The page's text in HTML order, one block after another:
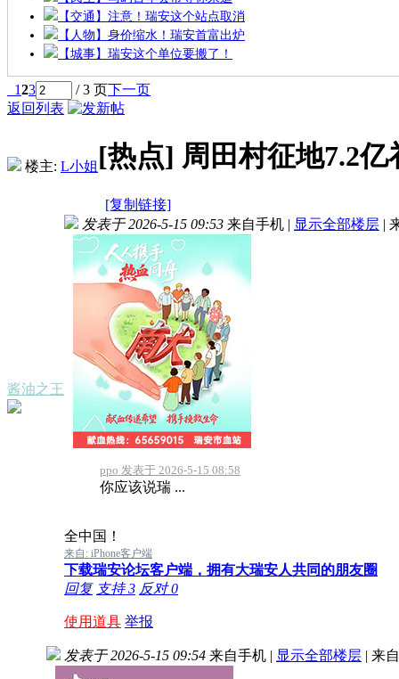
【交通】注意！瑞安这个站点取消
【人物】身价缩水！瑞安首富出炉
【城事】瑞安这个单位要搬了！
123 / 3 页下一页
返回列表
楼主: L小姐 [热点] 周田村征地7.2亿
[复制链接]
酱油之王
发表于 2026-5-15 09:53 来自手机 | 显示全部楼层 |
ppo 发表于 2026-5-15 08:58
你应该说瑞 ...
全中国！
来自: iPhone客户端
下载瑞安论坛客户端，拥有大瑞安人共同的朋友圈
回复 支持3 反对0
使用道具 举报
发表于 2026-5-15 09:54 来自手机 | 显示全部楼层 | 来